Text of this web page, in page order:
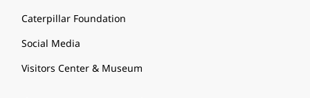
Caterpillar Foundation
Social Media
Visitors Center & Museum